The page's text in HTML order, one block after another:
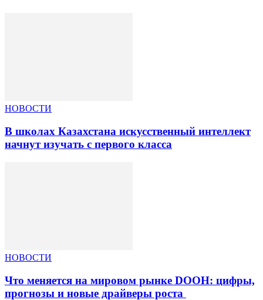
НОВОСТИ
В школах Казахстана искусственный интеллект
начнут изучать с первого класса
НОВОСТИ
Что меняется на мировом рынке DOOH: цифры,
прогнозы и новые драйверы роста